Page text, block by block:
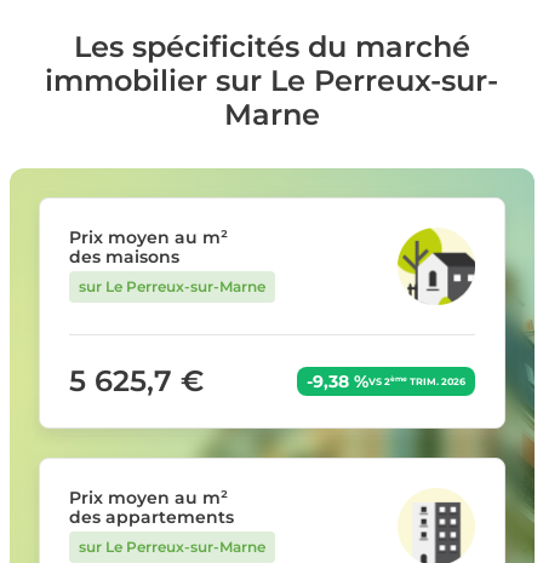
Les spécificités du marché
immobilier sur Le Perreux-sur-
Marne
Prix moyen au m²
des maisons
sur Le Perreux-sur-Marne
5 625,7 € -9,38 %VS 2èmeTRIM. 2026
Prix moyen au m²
des appartements
sur Le Perreux-sur-Marne